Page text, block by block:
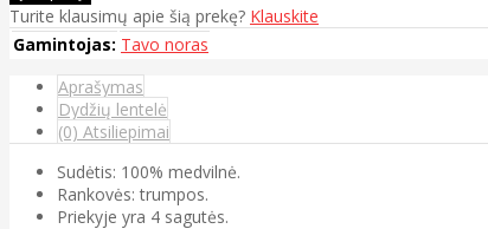
Turite klausimų apie šią prekę? Klauskite
Gamintojas: Tavo noras
Aprašymas
Dydžių lentelė
(0) Atsiliepimai
Sudėtis: 100% medvilnė.
Rankovės: trumpos.
Priekyje yra 4 sagutės.